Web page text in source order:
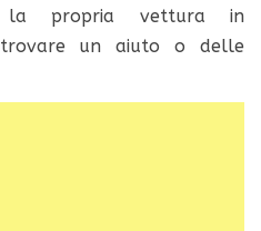
propria vettura in
un aiuto o delle